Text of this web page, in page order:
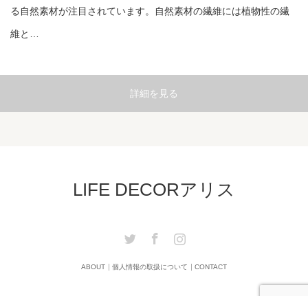
る自然素材が注目されています。自然素材の繊維には植物性の繊
維と…
詳細を見る
LIFE DECORアリス
Twitter Facebook
ABOUT 個人情報の取扱について CONTACT